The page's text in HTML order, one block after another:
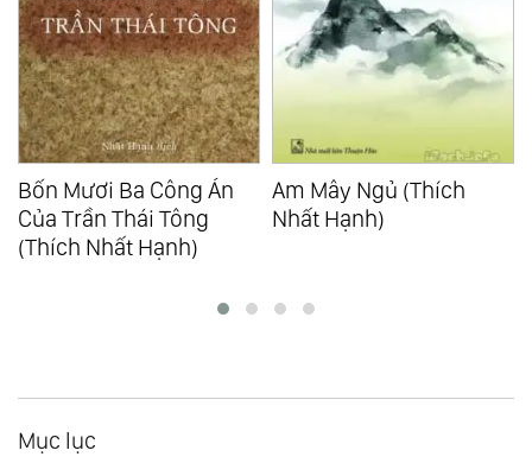
Án
Tông
Am Mây Ngủ (Thích
Nhất Hạnh)
An Lạc Từng
(Thích Nhất
Mục lục